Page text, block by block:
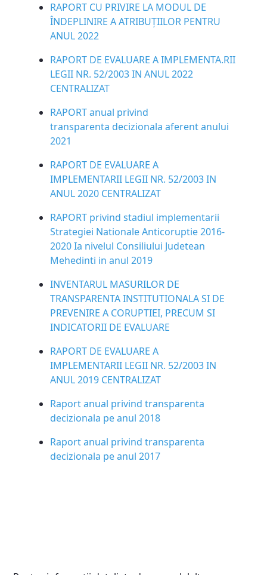
RAPORT CU PRIVIRE LA MODUL DE
ÎNDEPLINIRE A ATRIBUŢIILOR PENTRU
ANUL 2022
RAPORT DE EVALUARE A IMPLEMENTA.RII
LEGII NR. 52/2003 IN ANUL 2022
CENTRALIZAT
RAPORT anual privind
transparenta decizionala aferent anului
2021
RAPORT DE EVALUARE A
IMPLEMENTARII LEGII NR. 52/2003 IN
ANUL 2020 CENTRALIZAT
RAPORT privind stadiul implementarii
Strategiei Nationale Anticoruptie 2016-
2020 Ia nivelul Consiliului Judetean
Mehedinti in anul 2019
INVENTARUL MASURILOR DE
TRANSPARENTA INSTITUTIONALA SI DE
PREVENIRE A CORUPTIEI, PRECUM SI
INDICATORII DE EVALUARE
RAPORT DE EVALUARE A
IMPLEMENTARII LEGII NR. 52/2003 IN
ANUL 2019 CENTRALIZAT
Raport anual privind transparenta
decizionala pe anul 2018
Raport anual privind transparenta
decizionala pe anul 2017